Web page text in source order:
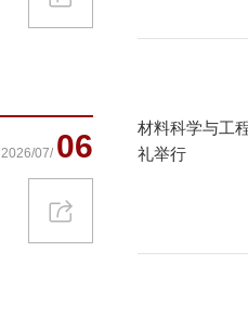
2026/07/ 06
材料科学与工
礼举行